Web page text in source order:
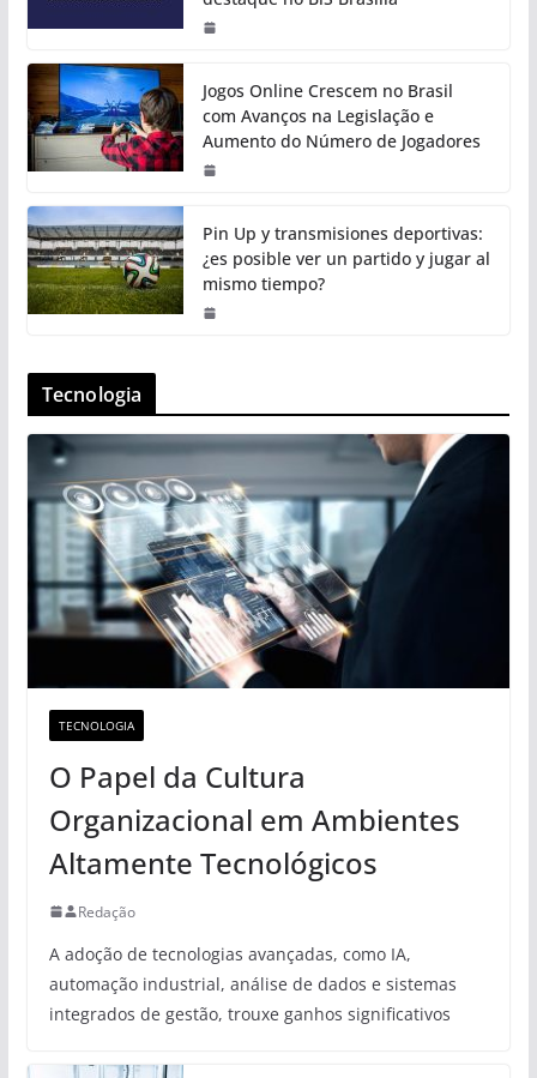
Jogos Online Crescem no Brasil
com Avanços na Legislação e
Aumento do Número de Jogadores
Pin Up y transmisiones deportivas:
¿es posible ver un partido y jugar al
mismo tiempo?
Tecnologia
TECNOLOGIA
O Papel da Cultura
Organizacional em Ambientes
Altamente Tecnológicos
Redação
A adoção de tecnologias avançadas, como IA,
automação industrial, análise de dados e sistemas
integrados de gestão, trouxe ganhos significativos